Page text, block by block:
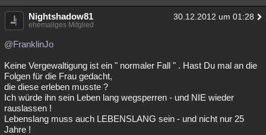
Nightshadow81 30.12.2012 um 01:28
ehemaliges Mitglied
@FranklinJo
Keine Vergewaltigung ist ein " normaler Fall " . Hast Du mal an die
Folgen für die Frau gedacht,
die diese erleben musste ?
Ich würde ihn sein Leben lang wegsperren - und NIE wieder
rauslassen !
Lebenslang muss auch LEBENSLANG sein - und nicht nur 25
Jahre !